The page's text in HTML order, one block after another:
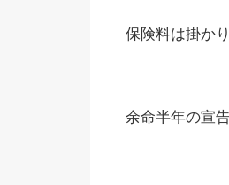
保険料は掛か
余命半年の宣